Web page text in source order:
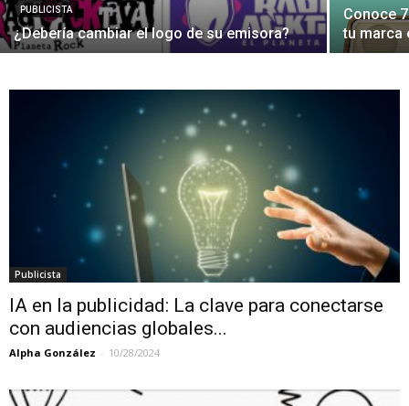
PUBLICISTA
¿Debería cambiar el logo de su emisora?
Conoce
tu marca
Publicista
IA en la publicidad: La clave para conectarse
con audiencias globales...
Alpha González - 10/28/2024